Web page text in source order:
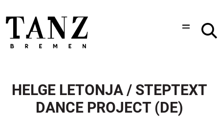
HELGE LETONJA / STEPTEXT
DANCE PROJECT (DE)